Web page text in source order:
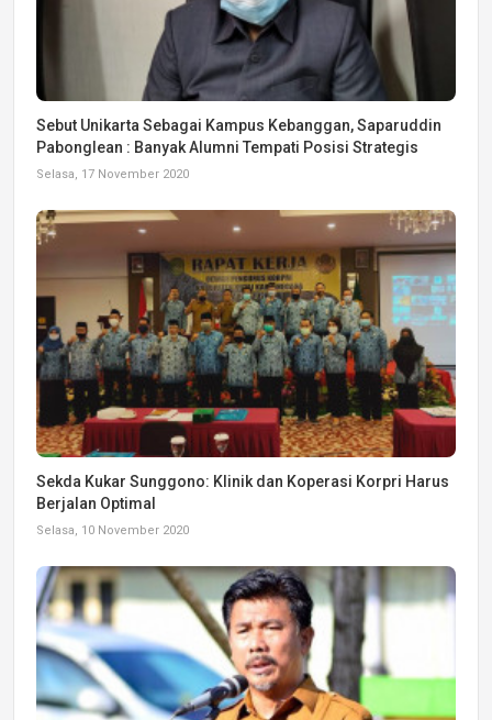
Sebut Unikarta Sebagai Kampus Kebanggan, Saparuddin
Pabonglean : Banyak Alumni Tempati Posisi Strategis
Selasa, 17 November 2020
Sekda Kukar Sunggono: Klinik dan Koperasi Korpri Harus
Berjalan Optimal
Selasa, 10 November 2020